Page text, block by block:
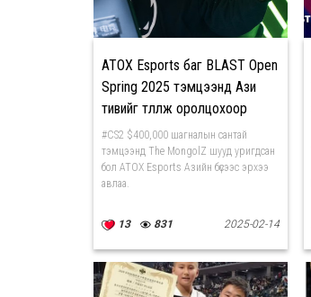
ATOX Esports баг BLAST Open
Spring 2025 тэмцээнд Ази
тивийг төлөөлж оролцохоор
боллоо
#CS2 $400,000 шагналын сантай
тэмцээнд The MongolZ шууд уригдсан
бол ATOX Esports Азийн бүсээс эрхээ
авлаа.
13 831 2025-02-14